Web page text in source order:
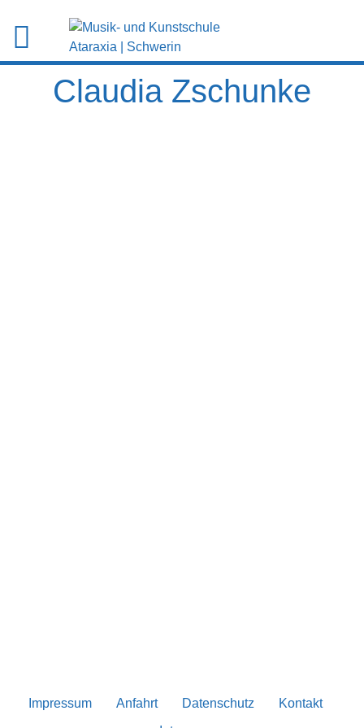
Claudia Zschunke
Impressum Anfahrt Datenschutz
Kontakt